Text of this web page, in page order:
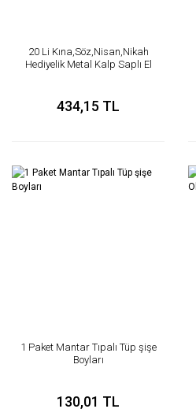
20 Li Kına,Söz,Nisan,Nikah
Hediyelik Metal Kalp Saplı El
434,15 TL
1 Paket Mantar Tıpalı Tüp şişe
Boyları
130,01 TL